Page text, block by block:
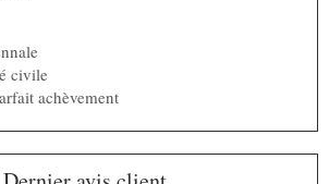
civile
achèvement